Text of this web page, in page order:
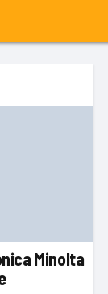
Minolta